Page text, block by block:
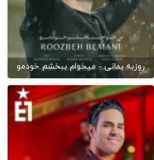
روزبه بمانی - میخوام ببخشم خودمو